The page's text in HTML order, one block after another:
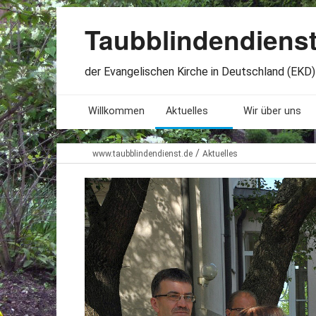
der Evangelischen Kirche in Deutschland (EKD)
Willkommen Aktuelles
Seminare. Termine
Öffnungszeiten
Stellenangebote
Freundesbriefe
Beteiligung
Wir über uns
Leitlinien
Satzung
Geschichte
Lageplan
www.taubblindendienst.de / Aktuelles